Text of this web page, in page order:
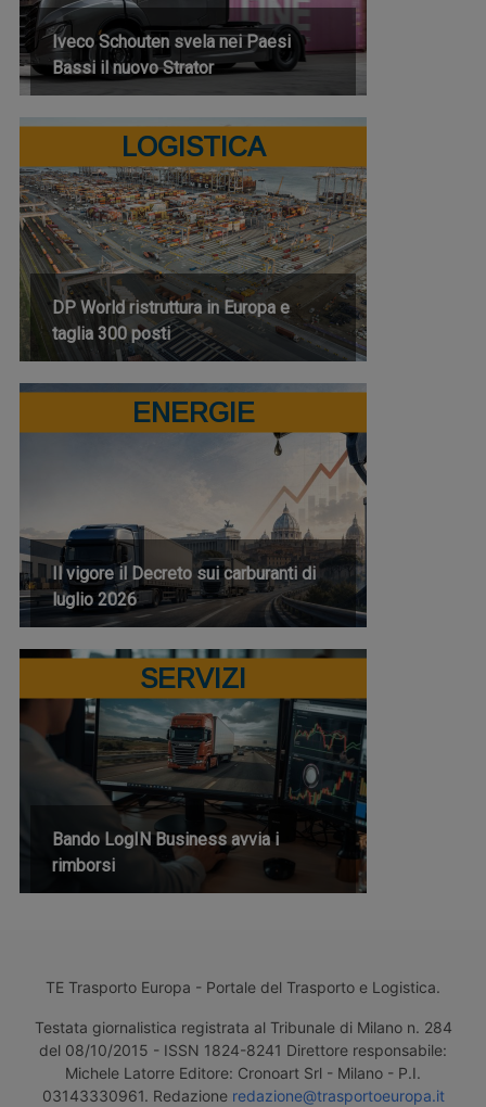
Iveco Schouten svela nei Paesi
Bassi il nuovo Strator
LOGISTICA
DP World ristruttura in Europa e
taglia 300 posti
ENERGIE
Il vigore il Decreto sui carburanti di
luglio 2026
SERVIZI
Bando LogIN Business avvia i
rimborsi
TE Trasporto Europa - Portale del Trasporto e Logistica.
Testata giornalistica registrata al Tribunale di Milano n. 284
del 08/10/2015 - ISSN 1824-8241 Direttore responsabile:
Michele Latorre Editore: Cronoart Srl - Milano - P.I.
03143330961. Redazione redazione@trasportoeuropa.it